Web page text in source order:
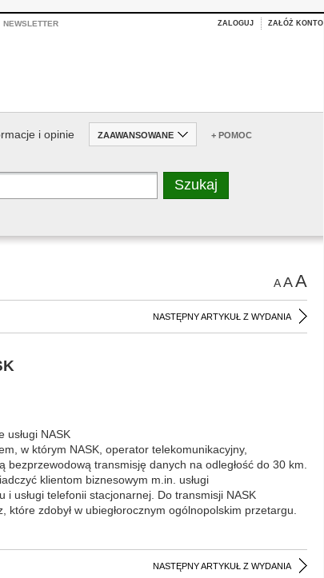
NEWSLETTER ZALOGUJ ZAŁÓŻ KONTO
i opinie ZAAWANSOWANE + POMOC
AAA
NASTĘPNY ARTYKUŁ Z WYDANIA
usługi NASK
w którym NASK, operator telekomunikacyjny,
bezprzewodową transmisję danych na odległość do 30 km.
klientom biznesowym m.in. usługi
usługi telefonii stacjonarnej. Do transmisji NASK
zdobył w ubiegłorocznym ogólnopolskim przetargu.
NASTĘPNY ARTYKUŁ Z WYDANIA